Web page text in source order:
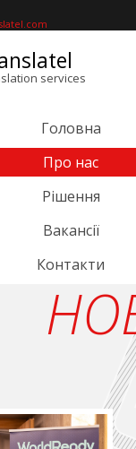
services
Головна
Про нас
Рішення
Вакансії
Контакти